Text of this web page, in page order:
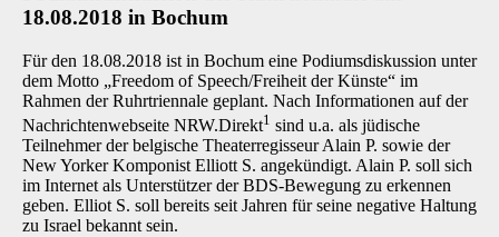
18.08.2018 in Bochum
Für den 18.08.2018 ist in Bochum eine Podiumsdiskussion unter
dem Motto „Freedom of Speech/Freiheit der Künste“ im
Rahmen der Ruhrtriennale geplant. Nach Informationen auf der
Nachrichtenwebseite NRW.Direkt1 sind u.a. als jüdische
Teilnehmer der belgische Theaterregisseur Alain P. sowie der
New Yorker Komponist Elliott S. angekündigt. Alain P. soll sich
im Internet als Unterstützer der BDS-Bewegung zu erkennen
geben. Elliot S. soll bereits seit Jahren für seine negative Haltung
zu Israel bekannt sein.